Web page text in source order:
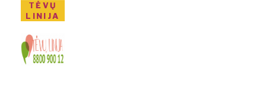
TĖVŲ
LINIJA